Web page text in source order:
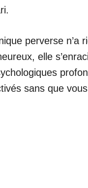
perverse n’a
elle
sans que